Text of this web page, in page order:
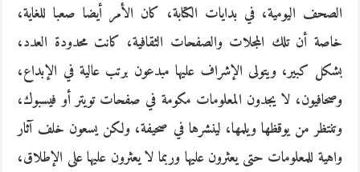
الصحف اليومية، في بدايات الكتابة، كان الأمر أيضا صعبا للغاية،
خاصة أن تلك المجلات والصفحات الثقافية، كانت محدودة العدد،
بشكل كبير، ويتولى الإشراف عليها مبدعون برتب عالية في الإبداع،
وصحافيون، لا يجدون المعلومات مكومة في صفحات تويتر أو فيسبوك،
وتنتظر من يوقظها ويلمها، لينشرها في صحيفة، ولكن يسعون خلف آثار
واهية للمعلومات حتى يعثرون عليها وربما لا يعثرون عليها على الإطلاق،